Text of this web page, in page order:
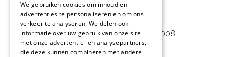
L&D Foodpartner BV
Noorwegenstraat 29D, Haven 8008,
9940 Evergem, BE
We gebruiken cookies om inhoud en
advertenties te personaliseren en om ons
verkeer te analyseren. We delen ook
informatie over uw gebruik van onze site
met onze advertentie- en analysepartners,
die deze kunnen combineren met andere